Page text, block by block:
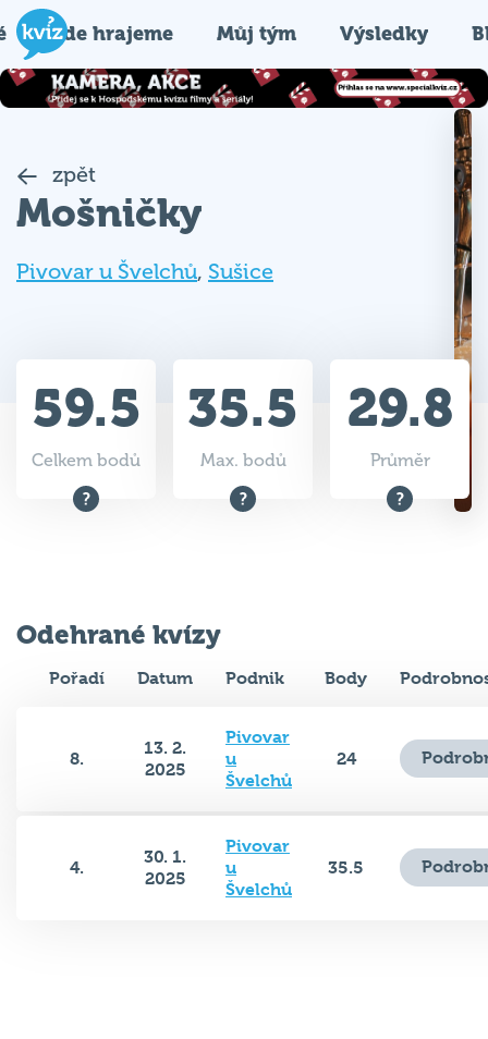
Kde hrajeme Můj tým Výsledky
zpět
Mošničky
Pivovar u Švelchů, Sušice
59.5
Celkem bodů
35.5
Max. bodů
29.8
Průměr
Odehrané kvízy
Pořadí Datum Podnik Body
8.
13. 2.
2025
Pivovar
u
Švelchů
24
4.
30. 1.
2025
Pivovar
u
Švelchů
35.5